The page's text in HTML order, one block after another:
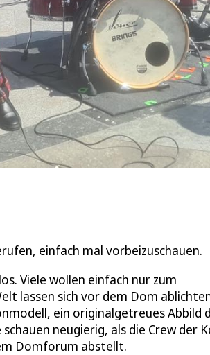
einfach mal vorbeizuschauen.
Viele wollen einfach nur zum
lassen sich vor dem Dom
ein originalgetreues Abbild
neugierig, als die Crew der
Domforum abstellt.